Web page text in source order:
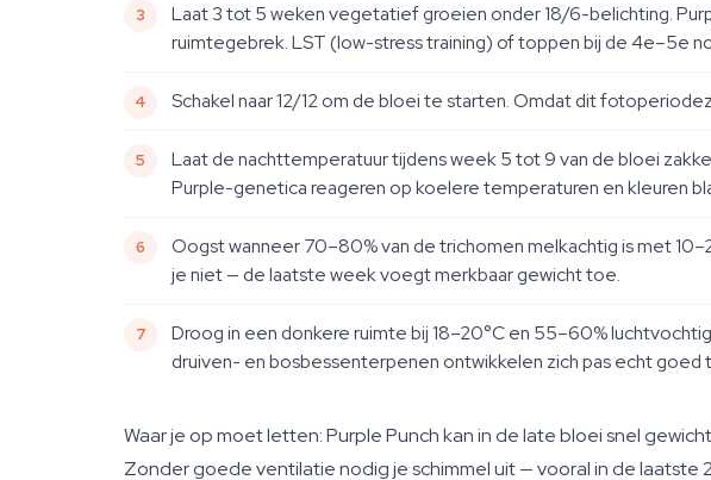
Laat 3 tot 5 weken vegetatief groeien onder 18/6-belichting.
ruimtegebrek. LST (low-stress training) of toppen bij de 4e–5e
Schakel naar 12/12 om de bloei te starten. Omdat dit
Laat de nachttemperatuur tijdens week 5 tot 9 van de bloei
Purple-genetica reageren op koelere temperaturen en kleuren
Oogst wanneer 70–80% van de trichomen melkachtig is met
je niet — de laatste week voegt merkbaar gewicht toe.
Droog in een donkere ruimte bij 18–20°C en 55–60%
druiven- en bosbessenterpenen ontwikkelen zich pas echt goed
Waar je op moet letten: Purple Punch kan in de late bloei snel
Zonder goede ventilatie nodig je schimmel uit — vooral in de laatste